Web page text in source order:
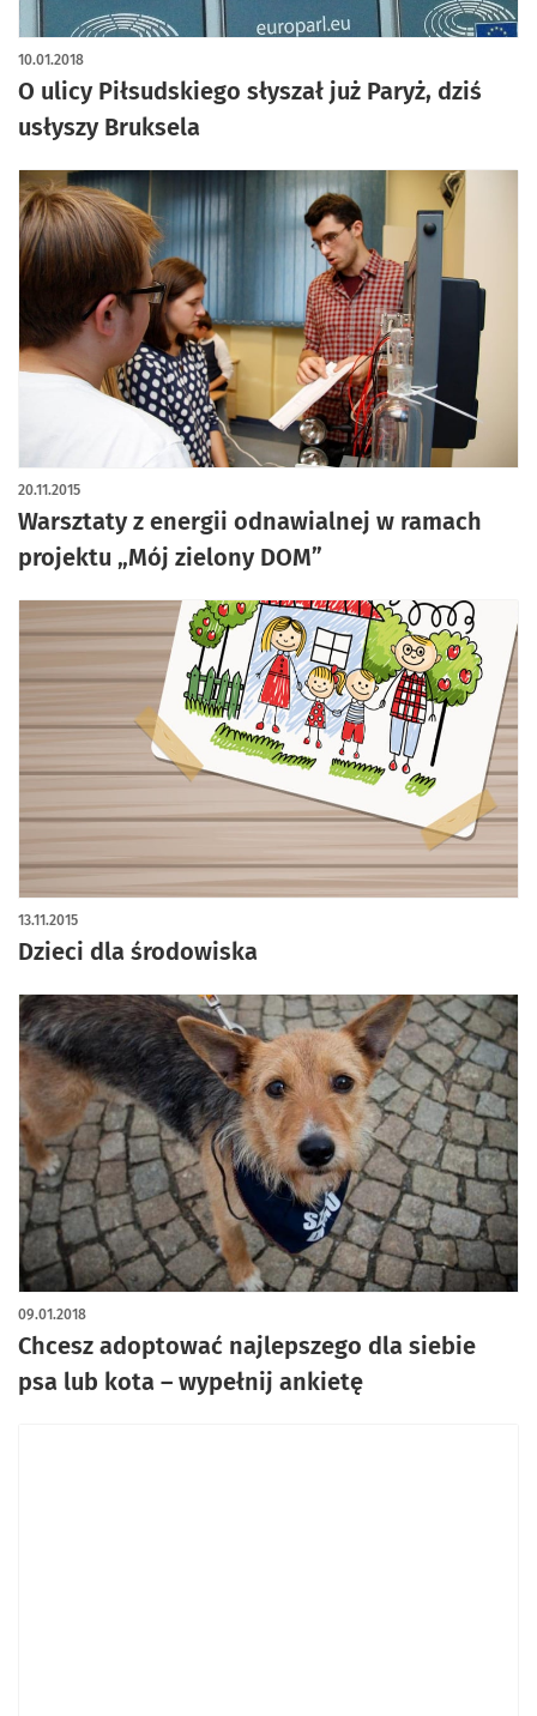
O ulicy Piłsudskiego słyszał już Paryż, dziś
usłyszy Bruksela
10.01.2018
Warsztaty z energii odnawialnej w ramach
projektu „Mój zielony DOM”
20.11.2015
Dzieci dla środowiska
13.11.2015
Chcesz adoptować najlepszego dla siebie
psa lub kota – wypełnij ankietę
09.01.2018